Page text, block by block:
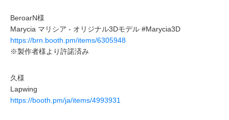
BeroarN様
Marycia マリシア - オリジナル3Dモデル #Marycia3D
https://brn.booth.pm/items/6305948
※製作者様より許諾済み
久様
Lapwing
https://booth.pm/ja/items/4993931